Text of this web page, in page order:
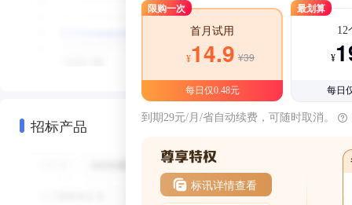
招标产品
限购一次
首月试用
¥14.9 ¥39
每日仅0.48元
最划算
12
¥
每日
到期29元/月/省自动续费，可随时取消。
标讯详情查看